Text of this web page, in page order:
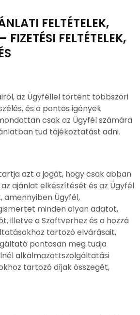
FELTÉTELEK,
FIZETÉSI FELTÉTELEK,
az Ügyféllel történt többszöri
és a pontos igények
csak az Ügyfél számára
tud tájékoztatást adni.
azt a jogát, hogy csak abban
ajánlat elkészítését és az Ügyfél
amennyiben Ügyfél,
minden olyan adatot,
illetve a Szoftverhez és a hozzá
tartozó elvárásait,
pontosan meg tudja
alkalmazottszolgáltatási
tartozó díjak összegét,